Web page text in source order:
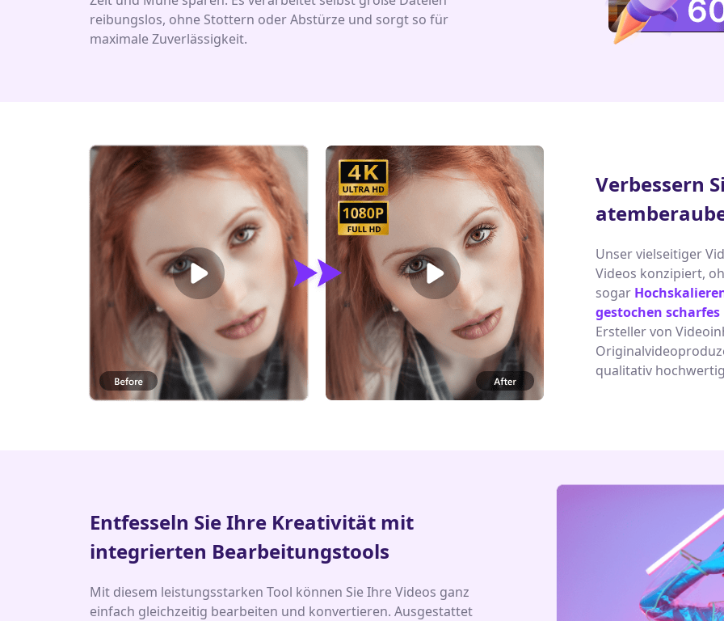
reibungslos, ohne Stottern oder Abstürze und sorgt so für
maximale Zuverlässigkeit.
Verbessern
Unser vielseitiger
Videos konzipiert,
sogar
gestochen scharfes
Ersteller von
qualitativ
Entfesseln Sie Ihre Kreativität mit
integrierten Bearbeitungstools
Mit diesem leistungsstarken Tool können Sie Ihre Videos ganz
einfach gleichzeitig bearbeiten und konvertieren. Ausgestattet